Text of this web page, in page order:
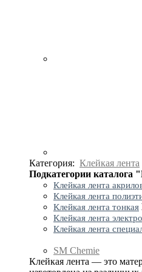
Категория: Клейкая лента
Подкатегории каталога
Клейкая лента
Клейкая лента
Клейкая лента тонкая
Клейкая лента
Клейкая лента
SM Chemie
Клейкая лента — это